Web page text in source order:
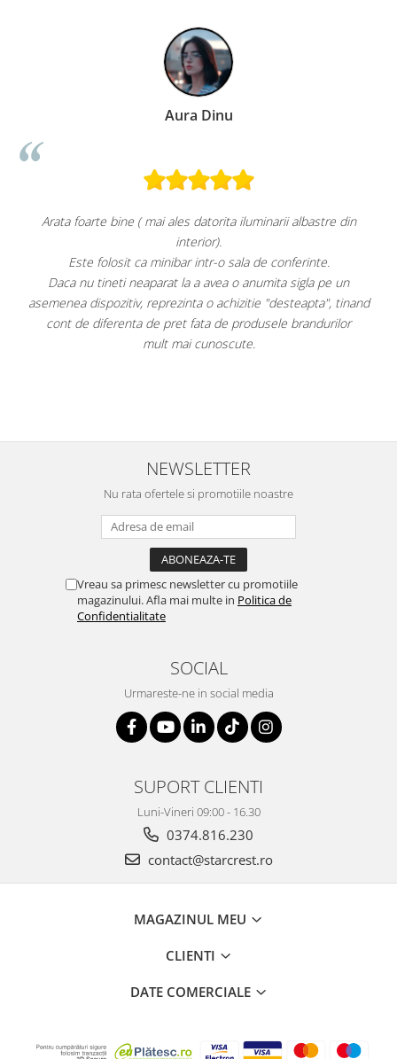
Aura Dinu
Arata foarte bine ( mai ales datorita iluminarii albastre din
interior).
Este folosit ca minibar intr-o sala de conferinte.
Daca nu tineti neaparat la a avea o anumita sigla pe un
asemenea dispozitiv, reprezinta o achizitie "desteapta", tinand
cont de diferenta de pret fata de produsele brandurilor
mult mai cunoscute.
NEWSLETTER
Nu rata ofertele si promotiile noastre
Vreau sa primesc newsletter cu promotiile
magazinului. Afla mai multe in Politica de
Confidentialitate
SOCIAL
Urmareste-ne in social media
SUPORT CLIENTI
Luni-Vineri 09:00 - 16.30
0374.816.230
contact@starcrest.ro
MAGAZINUL MEU
CLIENTI
DATE COMERCIALE